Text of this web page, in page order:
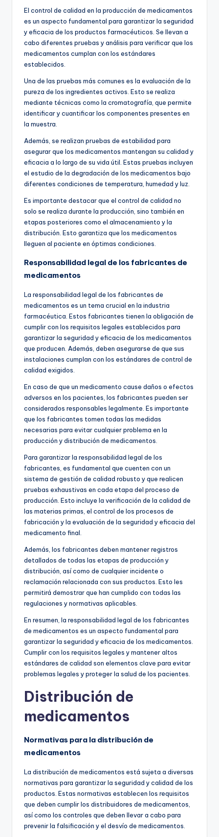
El control de calidad en la producción de medicamentos
es un aspecto fundamental para garantizar la seguridad
y eficacia de los productos farmacéuticos. Se llevan a
cabo diferentes pruebas y análisis para verificar que los
medicamentos cumplan con los estándares
establecidos.
Una de las pruebas más comunes es la evaluación de la
pureza de los ingredientes activos. Esto se realiza
mediante técnicas como la cromatografía, que permite
identificar y cuantificar los componentes presentes en
la muestra.
Además, se realizan pruebas de estabilidad para
asegurar que los medicamentos mantengan su calidad y
eficacia a lo largo de su vida útil. Estas pruebas incluyen
el estudio de la degradación de los medicamentos bajo
diferentes condiciones de temperatura, humedad y luz.
Es importante destacar que el control de calidad no
solo se realiza durante la producción, sino también en
etapas posteriores como el almacenamiento y la
distribución. Esto garantiza que los medicamentos
lleguen al paciente en óptimas condiciones.
Responsabilidad legal de los fabricantes de
medicamentos
La responsabilidad legal de los fabricantes de
medicamentos es un tema crucial en la industria
farmacéutica. Estos fabricantes tienen la obligación de
cumplir con los requisitos legales establecidos para
garantizar la seguridad y eficacia de los medicamentos
que producen. Además, deben asegurarse de que sus
instalaciones cumplan con los estándares de control de
calidad exigidos.
En caso de que un medicamento cause daños o efectos
adversos en los pacientes, los fabricantes pueden ser
considerados responsables legalmente. Es importante
que los fabricantes tomen todas las medidas
necesarias para evitar cualquier problema en la
producción y distribución de medicamentos.
Para garantizar la responsabilidad legal de los
fabricantes, es fundamental que cuenten con un
sistema de gestión de calidad robusto y que realicen
pruebas exhaustivas en cada etapa del proceso de
producción. Esto incluye la verificación de la calidad de
las materias primas, el control de los procesos de
fabricación y la evaluación de la seguridad y eficacia del
medicamento final.
Además, los fabricantes deben mantener registros
detallados de todas las etapas de producción y
distribución, así como de cualquier incidente o
reclamación relacionada con sus productos. Esto les
permitirá demostrar que han cumplido con todas las
regulaciones y normativas aplicables.
En resumen, la responsabilidad legal de los fabricantes
de medicamentos es un aspecto fundamental para
garantizar la seguridad y eficacia de los medicamentos.
Cumplir con los requisitos legales y mantener altos
estándares de calidad son elementos clave para evitar
problemas legales y proteger la salud de los pacientes.
Distribución de
medicamentos
Normativas para la distribución de
medicamentos
La distribución de medicamentos está sujeta a diversas
normativas para garantizar la seguridad y calidad de los
productos. Estas normativas establecen los requisitos
que deben cumplir los distribuidores de medicamentos,
así como los controles que deben llevar a cabo para
prevenir la falsificación y el desvío de medicamentos.